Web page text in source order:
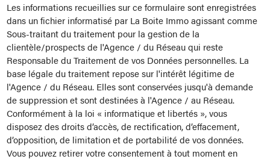
Les informations recueillies sur ce formulaire sont enregistrées
dans un fichier informatisé par La Boite Immo agissant comme
Sous-traitant du traitement pour la gestion de la
clientèle/prospects de l'Agence / du Réseau qui reste
Responsable du Traitement de vos Données personnelles. La
base légale du traitement repose sur l'intérêt légitime de
l'Agence / du Réseau. Elles sont conservées jusqu'à demande
de suppression et sont destinées à l'Agence / au Réseau.
Conformément à la loi « informatique et libertés », vous
disposez des droits d’accès, de rectification, d’effacement,
d’opposition, de limitation et de portabilité de vos données.
Vous pouvez retirer votre consentement à tout moment en